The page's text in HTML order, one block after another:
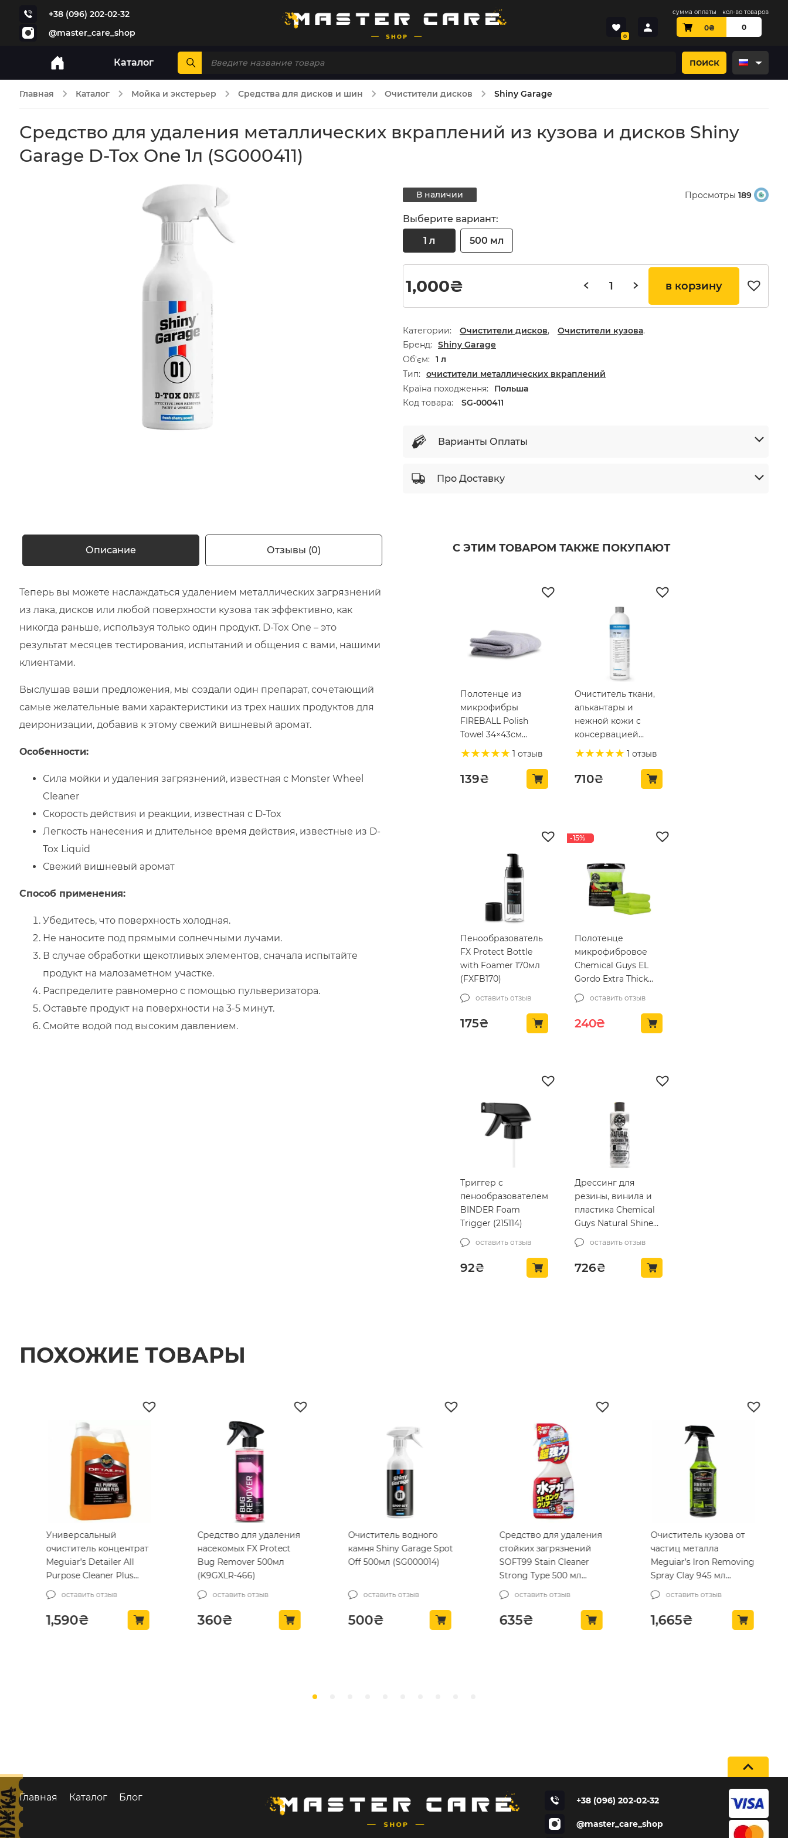
+38 (096) 202-02-32
@master_care_shop
0
сумма оплаты кол-во товаров
0₴ 0
Каталог поиск
Главная Каталог Мойка и экстерьер Средства для дисков и шин Очистители дисков Shiny Garage
Средство для удаления металлических вкраплений из кузова и дисков Shiny
Garage D-Tox One 1л (SG000411)
В наличии Просмотры 189
Выберите вариант:
1 л
500 мл
1,000₴ в корзину
Категории: Очистители дисков, Очистители кузова.
Бренд
Shiny Garage
Об'єм
1 л
Тип
очистители металлических вкраплений
Країна походження
Польша
Код товара:
SG-000411
Варианты Оплаты
Про Доставку
Описание Отзывы (0)
Теперь вы можете наслаждаться удалением металлических загрязнений
из лака, дисков или любой поверхности кузова так эффективно, как
никогда раньше, используя только один продукт. D-Tox One – это
результат месяцев тестирования, испытаний и общения с вами, нашими
клиентами.
Выслушав ваши предложения, мы создали один препарат, сочетающий
самые желательные вами характеристики из трех наших продуктов для
деиронизации, добавив к этому свежий вишневый аромат.
Особенности:
Сила мойки и удаления загрязнений, известная с Monster Wheel
Cleaner
Скорость действия и реакции, известная с D-Tox
Легкость нанесения и длительное время действия, известные из D-
Tox Liquid
Свежий вишневый аромат
Способ применения:
Убедитесь, что поверхность холодная.
Не наносите под прямыми солнечными лучами.
В случае обработки щекотливых элементов, сначала испытайте
продукт на малозаметном участке.
Распределите равномерно с помощью пульверизатора.
Оставьте продукт на поверхности на 3-5 минут.
Смойте водой под высоким давлением.
С ЭТИМ ТОВАРОМ ТАКЖЕ ПОКУПАЮТ
Полотенце из
микрофибры
FIREBALL Polish
Towel 34×43см
(215078)
1 отзыв
139₴
Очиститель ткани,
алькантары и
нежной кожи с
консервацией
текстиля
1л (619-1L-01)
1 отзыв
710₴
Пенообразователь
FX Protect Bottle
with Foamer 170мл
(FXFB170)
оставить отзыв
175₴
-15%
Полотенце
микрофибровое
Chemical Guys EL
Gordo Extra Thick
Professional
Microfiber Towel
Green 41×41см, 1шт
оставить отзыв
Первоначальная цена
240₴ Текущая цена: 240₴.
Триггер с
пенообразователем
BINDER Foam
Trigger (215114)
оставить отзыв
92₴
Дрессинг для
резины, винила и
пластика Chemical
Guys Natural Shine
New Look Shine
Plastic, Rubber, Vinyl
Dressing 473мл
оставить отзыв
726₴
ПОХОЖИЕ ТОВАРЫ
Универсальный
очиститель концентрат
Meguiar’s Detailer All
Purpose Cleaner Plus
3,78 л (D10401)
оставить отзыв
1,590₴
Средство для удаления
насекомых FX Protect
Bug Remover 500мл
(K9GXLR-466)
оставить отзыв
360₴
Очиститель водного
камня Shiny Garage Spot
Off 500мл (SG000014)
оставить отзыв
500₴
Средство для удаления
стойких загрязнений
SOFT99 Stain Cleaner
Strong Type 500 мл
(00495)
оставить отзыв
635₴
Очиститель кузова от
частиц металла
Meguiar’s lron Removing
Spray Clay 945 мл
(DRTU200232)
оставить отзыв
1,665₴
Главная Каталог Блог +38 (096) 202-02-32
@master_care_shop